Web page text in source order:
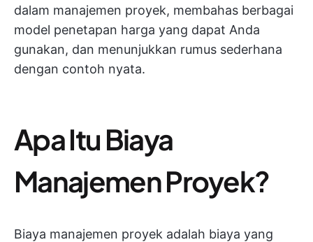
dalam manajemen proyek, membahas berbagai
model penetapan harga yang dapat Anda
gunakan, dan menunjukkan rumus sederhana
dengan contoh nyata.
Apa Itu Biaya
Manajemen Proyek?
Biaya manajemen proyek adalah biaya yang